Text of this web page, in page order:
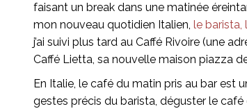
faisant un break dans une matinée
mon nouveau quotidien Italien, le barista,
j’ai suivi plus tard au Caffé Rivoire (une
Caffé Lietta, sa nouvelle maison piazza
En Italie, le café du matin pris au bar est
gestes précis du barista, déguster le